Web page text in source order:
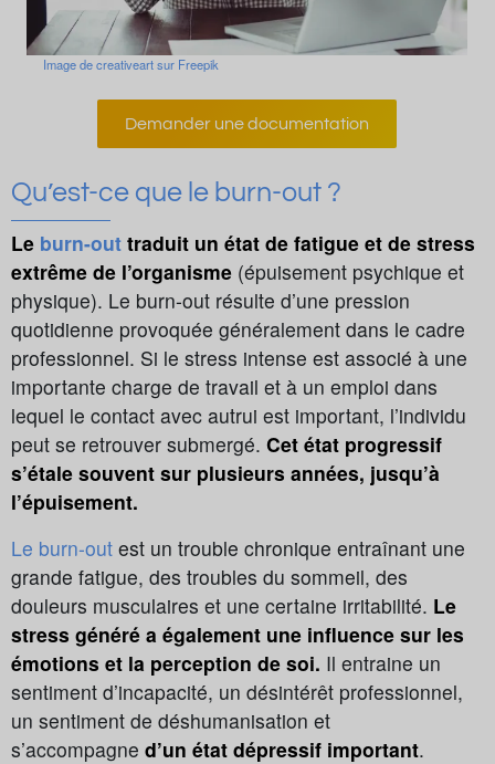
Image de creativeart sur Freepik
Demander une documentation
Qu’est-ce que le burn-out ?
Le burn-out traduit un état de fatigue et de stress
extrême de l’organisme (épuisement psychique et
physique). Le burn-out résulte d’une pression
quotidienne provoquée généralement dans le cadre
professionnel. Si le stress intense est associé à une
importante charge de travail et à un emploi dans
lequel le contact avec autrui est important, l’individu
peut se retrouver submergé. Cet état progressif
s’étale souvent sur plusieurs années, jusqu’à
l’épuisement.
Le burn-out est un trouble chronique entraînant une
grande fatigue, des troubles du sommeil, des
douleurs musculaires et une certaine irritabilité. Le
stress généré a également une influence sur les
émotions et la perception de soi. Il entraine un
sentiment d’incapacité, un désintérêt professionnel,
un sentiment de déshumanisation et
s’accompagne d’un état dépressif important.